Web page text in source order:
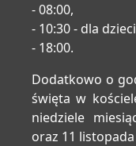
- 08:00,
- 10:30 - dla
- 18:00.
Dodatkowo o
święta w
niedziele
oraz 11